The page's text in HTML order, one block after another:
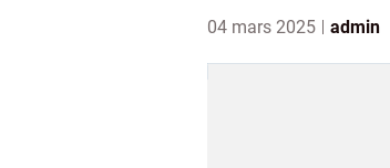
04 mars 2025 admin